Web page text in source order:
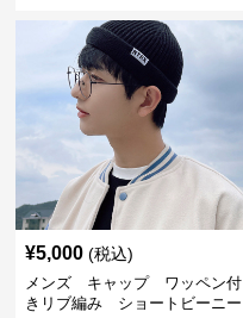
¥5,000 (税込)
メンズ キャップ ワッペン付
きリブ編み ショートビーニー